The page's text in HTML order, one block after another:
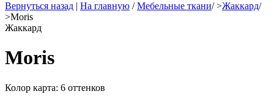
Вернуться назад | На главную / Мебельные ткани/>Жаккард/
>Moris
Жаккард
Moris
Колор карта: 6 оттенков